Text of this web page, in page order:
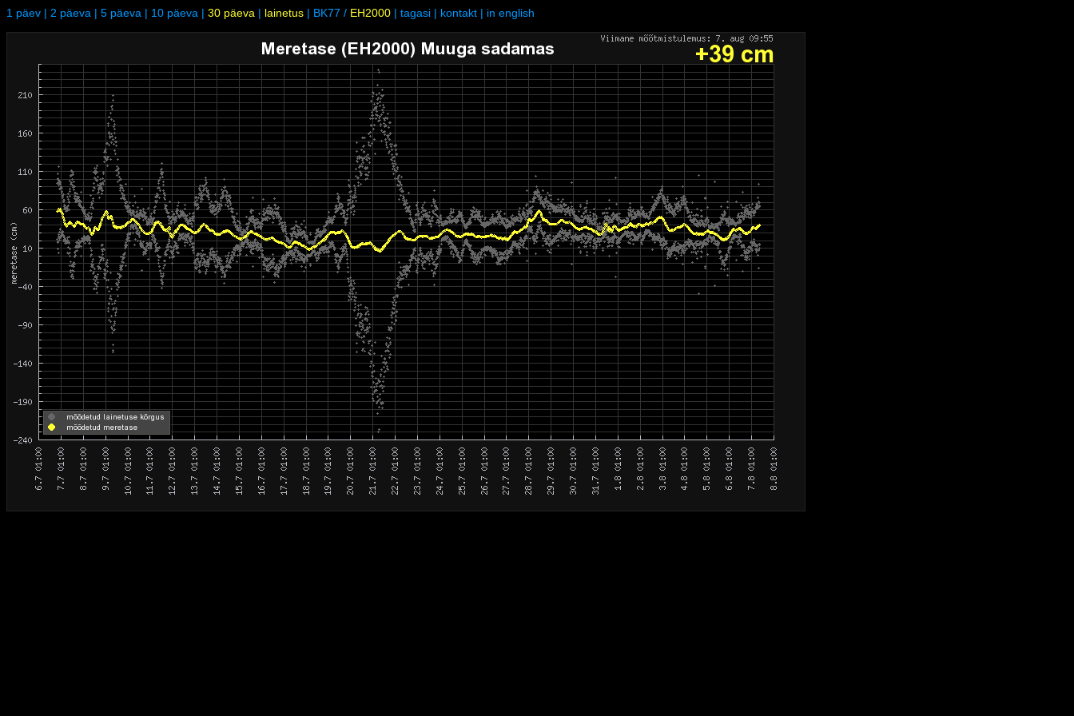
1 päev | 2 päeva | 5 päeva | 10 päeva | 30 päeva | lainetus | BK77 / EH2000 | tagasi | kontakt | in english